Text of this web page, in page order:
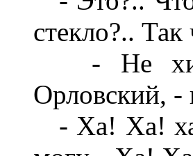
стекло?..
- Не
Орловский, -
- Ха! Ха!